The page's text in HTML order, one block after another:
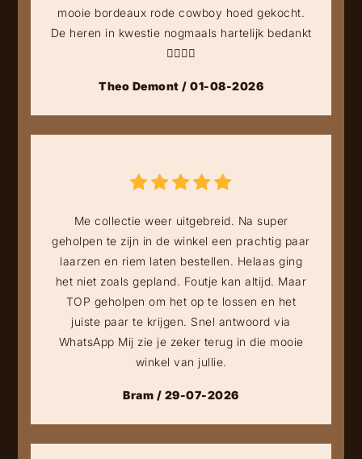
mooie bordeaux rode cowboy hoed gekocht.
De heren in kwestie nogmaals hartelijk bedankt
👍🏻👍🏻
Theo Demont / 01-08-2026
Me collectie weer uitgebreid. Na super
geholpen te zijn in de winkel een prachtig paar
laarzen en riem laten bestellen. Helaas ging
het niet zoals gepland. Foutje kan altijd. Maar
TOP geholpen om het op te lossen en het
juiste paar te krijgen. Snel antwoord via
WhatsApp Mij zie je zeker terug in die mooie
winkel van jullie.
Bram / 29-07-2026